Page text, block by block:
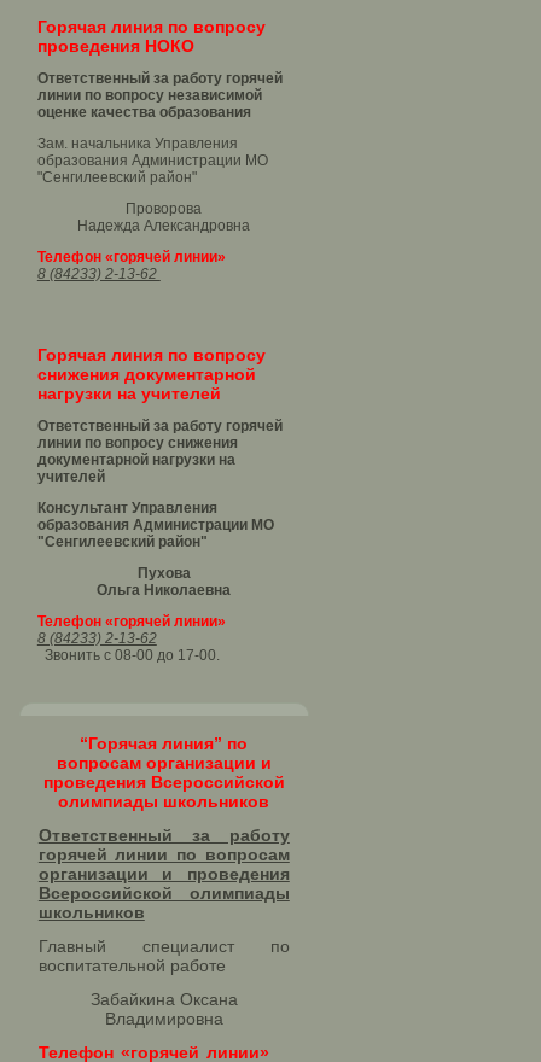
Горячая линия по вопросу
проведения НОКО
Ответственный за работу горячей
линии по вопросу независимой
оценке качества образования
Зам. начальника Управления
образования Администрации МО
"Сенгилеевский район"
Проворова
Надежда Александровна
Телефон «горячей линии»
8 (84233) 2-13-62
Горячая линия по вопросу
снижения документарной
нагрузки на учителей
Ответственный за работу горячей
линии по вопросу снижения
документарной нагрузки на
учителей
Консультант Управления
образования Администрации МО
"Сенгилеевский район"
Пухова
Ольга Николаевна
Телефон «горячей линии»
8 (84233) 2-13-62
Звонить с 08-00 до 17-00.
“Горячая линия” по
вопросам организации и
проведения Всероссийской
олимпиады школьников
Ответственный за работу
горячей линии по вопросам
организации и проведения
Всероссийской олимпиады
школьников​
Главный специалист по
воспитательной работе
Забайкина Оксана
Владимировна
Телефон «горячей линии»